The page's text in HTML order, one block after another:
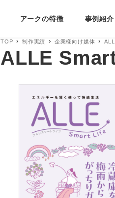
アークの特徴 事例紹介
TOP 制作実績 企業様向け媒体
ALLE